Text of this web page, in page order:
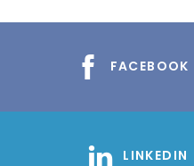
FACEBOOK
LINKEDIN